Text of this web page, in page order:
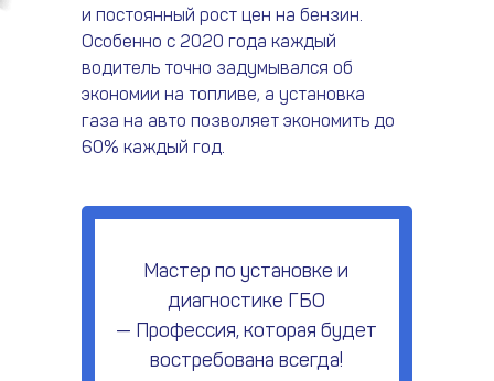
и постоянный рост цен на бензин.
Особенно с 2020 года каждый
водитель точно задумывался об
экономии на топливе, а установка
газа на авто позволяет экономить до
60% каждый год.
Мастер по установке и
диагностике ГБО
— Профессия, которая будет
востребована всегда!